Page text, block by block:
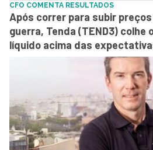
CFO COMENTA RESULTADOS
Após correr para subir
guerra, Tenda (TEND3)
líquido acima das